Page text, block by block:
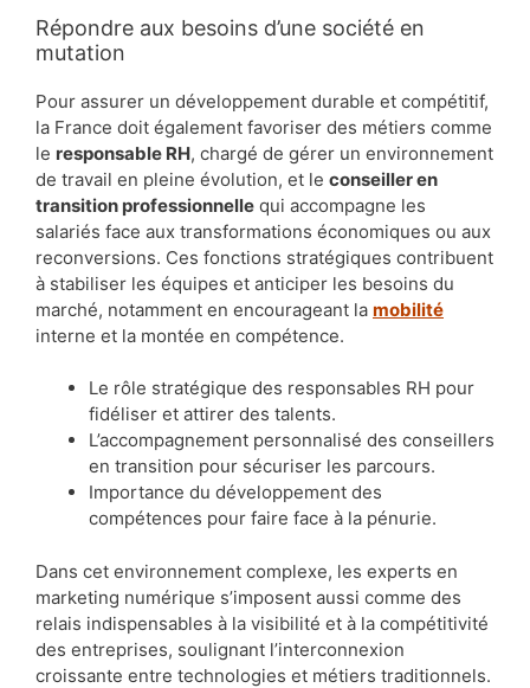
Répondre aux besoins d’une société en
mutation
Pour assurer un développement durable et compétitif,
la France doit également favoriser des métiers comme
le responsable RH, chargé de gérer un environnement
de travail en pleine évolution, et le conseiller en
transition professionnelle qui accompagne les
salariés face aux transformations économiques ou aux
reconversions. Ces fonctions stratégiques contribuent
à stabiliser les équipes et anticiper les besoins du
marché, notamment en encourageant la mobilité
interne et la montée en compétence.
Le rôle stratégique des responsables RH pour
fidéliser et attirer des talents.
L’accompagnement personnalisé des conseillers
en transition pour sécuriser les parcours.
Importance du développement des
compétences pour faire face à la pénurie.
Dans cet environnement complexe, les experts en
marketing numérique s’imposent aussi comme des
relais indispensables à la visibilité et à la compétitivité
des entreprises, soulignant l’interconnexion
croissante entre technologies et métiers traditionnels.